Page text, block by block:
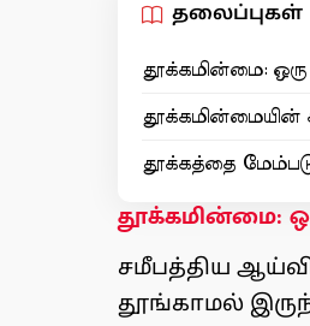
தலைப்புகள்
தூக்கமின்மை:
தூக்கத்தை
சமீபத்திய
தூங்காமல்